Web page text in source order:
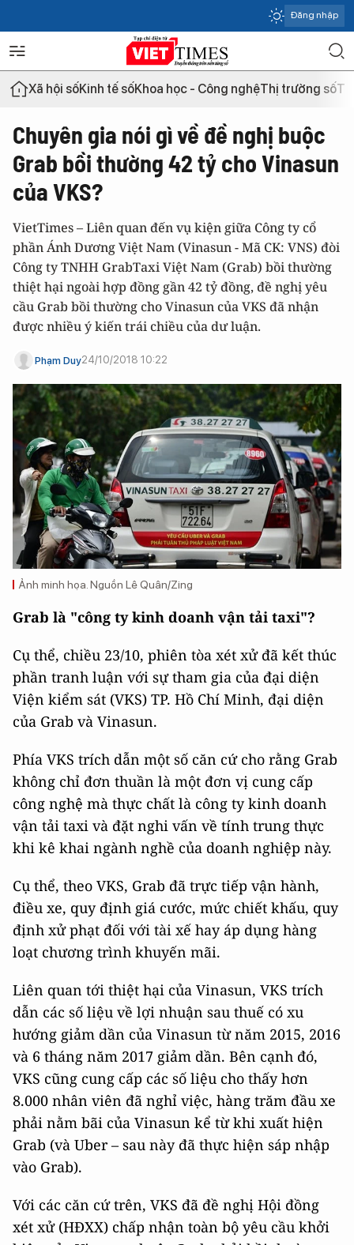
Đăng nhập
Xã hội sốKinh tế sốKhoa học - Công nghệThị trường số
Chuyên gia nói gì về đề nghị buộc
Grab bồi thường 42 tỷ cho Vinasun
của VKS?
VietTimes – Liên quan đến vụ kiện giữa Công ty cổ
phần Ánh Dương Việt Nam (Vinasun - Mã CK: VNS) đòi
Công ty TNHH GrabTaxi Việt Nam (Grab) bồi thường
thiệt hại ngoài hợp đồng gần 42 tỷ đồng, đề nghị yêu
cầu Grab bồi thường cho Vinasun của VKS đã nhận
được nhiều ý kiến trái chiều của dư luận.
Phạm Duy24/10/2018 10:22
Ảnh minh họa. Nguồn Lê Quân/Zing
Grab là "công ty kinh doanh vận tải taxi"?
Cụ thể, chiều 23/10, phiên tòa xét xử đã kết thúc
phần tranh luận với sự tham gia của đại diện
Viện kiểm sát (VKS) TP. Hồ Chí Minh, đại diện
của Grab và Vinasun.
Phía VKS trích dẫn một số căn cứ cho rằng Grab
không chỉ đơn thuần là một đơn vị cung cấp
công nghệ mà thực chất là công ty kinh doanh
vận tải taxi và đặt nghi vấn về tính trung thực
khi kê khai ngành nghề của doanh nghiệp này.
Cụ thể, theo VKS, Grab đã trực tiếp vận hành,
điều xe, quy định giá cước, mức chiết khấu, quy
định xử phạt đối với tài xế hay áp dụng hàng
loạt chương trình khuyến mãi.
Liên quan tới thiệt hại của Vinasun, VKS trích
dẫn các số liệu về lợi nhuận sau thuế có xu
hướng giảm dần của Vinasun từ năm 2015, 2016
và 6 tháng năm 2017 giảm dần. Bên cạnh đó,
VKS cũng cung cấp các số liệu cho thấy hơn
8.000 nhân viên đã nghỉ việc, hàng trăm đầu xe
phải nằm bãi của Vinasun kể từ khi xuất hiện
Grab (và Uber – sau này đã thực hiện sáp nhập
vào Grab).
Với các căn cứ trên, VKS đã đề nghị Hội đồng
xét xử (HĐXX) chấp nhận toàn bộ yêu cầu khởi